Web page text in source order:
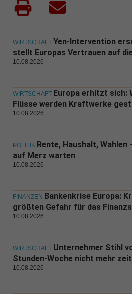
WIRTSCHAFT Yen-Intervention
stellt Europas Vertrauen auf
10.08.2026
WIRTSCHAFT Europa erhitzt sich:
Flüsse werden Kraftwerke
10.08.2026
POLITIK Rente, Haushalt, Wahlen
auf Merz warten
10.08.2026
FINANZEN Bankenkrise Europa:
größten Gefahr für das
10.08.2026
WIRTSCHAFT Unternehmer Stihl
Stunden-Woche nicht mehr
10.08.2026